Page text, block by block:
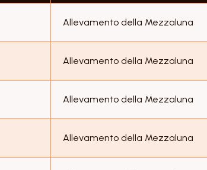
Allevamento della Mezzaluna
Allevamento della Mezzaluna
Allevamento della Mezzaluna
Allevamento della Mezzaluna